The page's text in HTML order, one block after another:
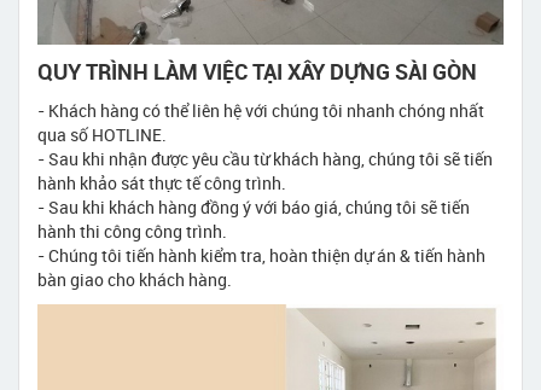
QUY TRÌNH LÀM VIỆC TẠI XÂY DỰNG SÀI GÒN
- Khách hàng có thể liên hệ với chúng tôi nhanh chóng nhất
qua số HOTLINE.
- Sau khi nhận được yêu cầu từ khách hàng, chúng tôi sẽ tiến
hành khảo sát thực tế công trình.
- Sau khi khách hàng đồng ý với báo giá, chúng tôi sẽ tiến
hành thi công công trình.
- Chúng tôi tiến hành kiểm tra, hoàn thiện dự án & tiến hành
bàn giao cho khách hàng.